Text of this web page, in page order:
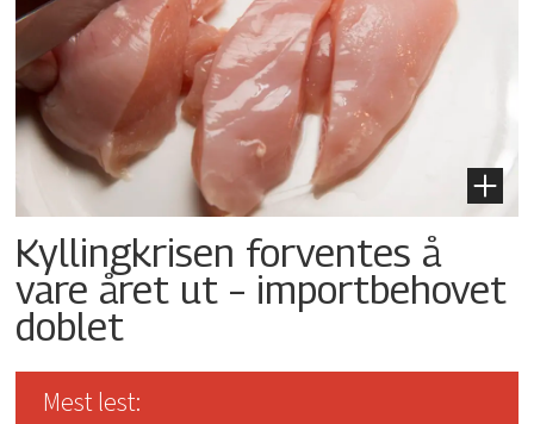
Kyllingkrisen forventes å
vare året ut – importbehovet
doblet
Mest lest: